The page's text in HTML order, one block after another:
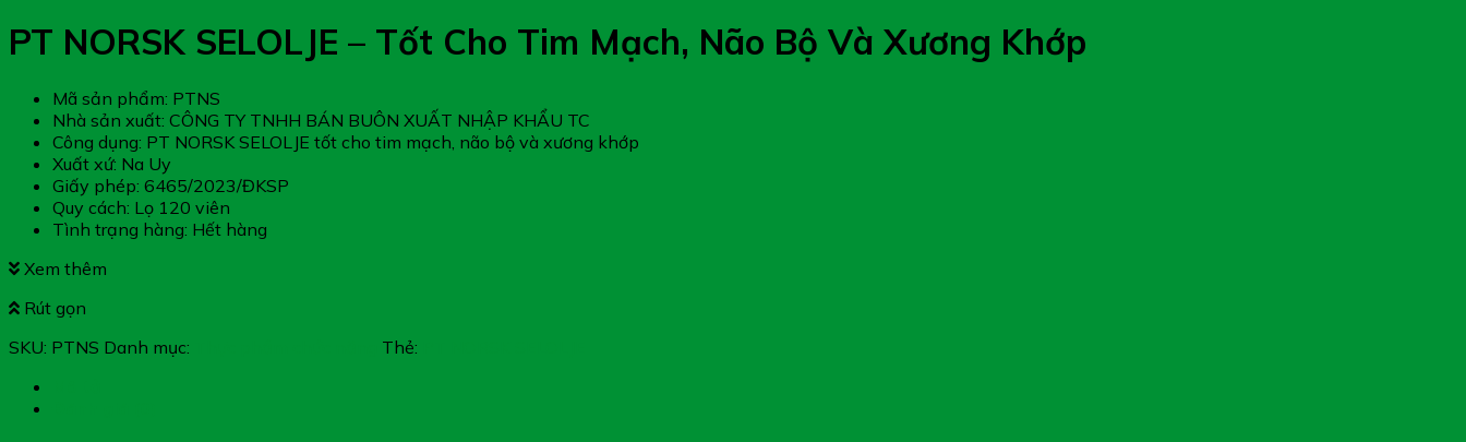
PT NORSK SELOLJE – Tốt Cho Tim Mạch, Não Bộ Và Xương Khớp
Mã sản phẩm: PTNS
Nhà sản xuất: CÔNG TY TNHH BÁN BUÔN XUẤT NHẬP KHẨU TC
Công dụng: PT NORSK SELOLJE tốt cho tim mạch, não bộ và xương khớp
Xuất xứ: Na Uy
Giấy phép: 6465/2023/ĐKSP
Quy cách: Lọ 120 viên
Tình trạng hàng: Hết hàng
Xem thêm
Rút gọn
SKU: PTNS Danh mục: Thẻ: